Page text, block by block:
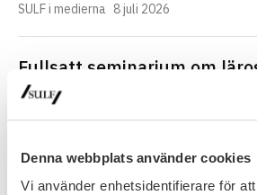
Denna webbplats använder cookies
Vi använder enhetsidentifierare för
SULF i medierna 8 juli 2026
Fullsatt seminarium om
organisationsform
Spelar lärosätenas organisationsform
var ämnet för…
Nyhet 30 juni 2026